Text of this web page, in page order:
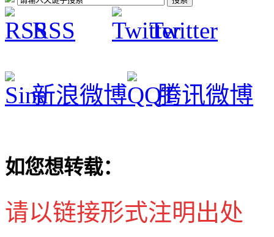
RSS Twitter
新浪微博 腾讯微博
如您想转载：
请以链接形式注明出处